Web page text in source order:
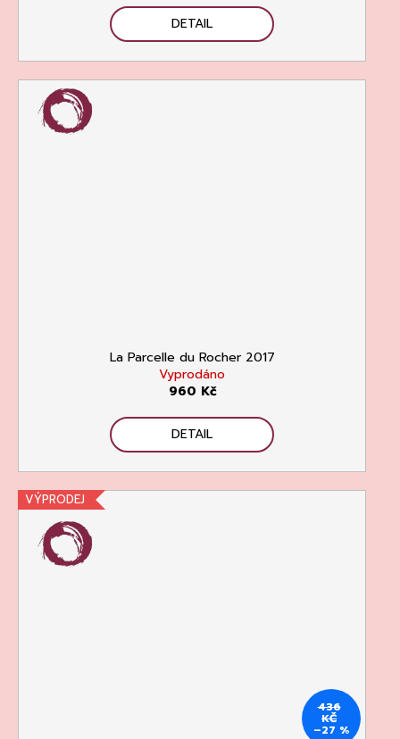
DETAIL
La Parcelle du Rocher 2017
Vyprodáno
960 Kč
DETAIL
VÝPRODEJ
436
KČ
–27 %